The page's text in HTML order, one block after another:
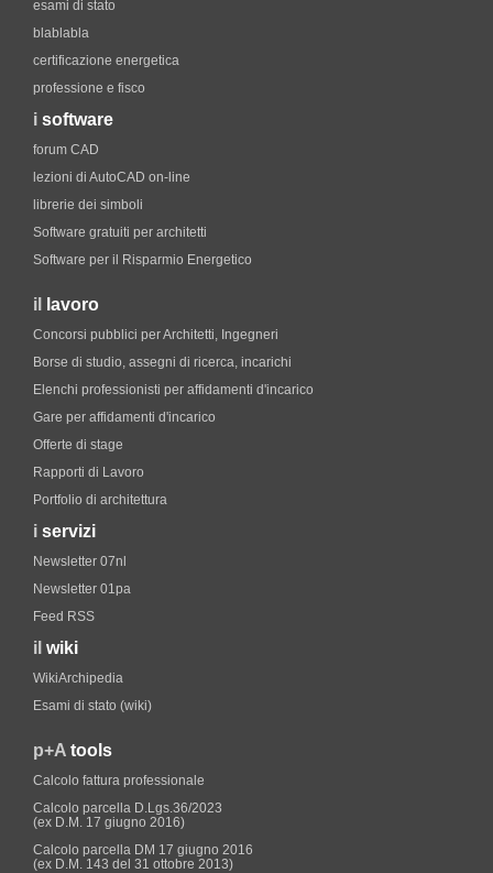
esami di stato
blablabla
certificazione energetica
professione e fisco
i software
forum CAD
lezioni di AutoCAD on-line
librerie dei simboli
Software gratuiti per architetti
Software per il Risparmio Energetico
il lavoro
Concorsi pubblici per Architetti, Ingegneri
Borse di studio, assegni di ricerca, incarichi
Elenchi professionisti per affidamenti d'incarico
Gare per affidamenti d'incarico
Offerte di stage
Rapporti di Lavoro
Portfolio di architettura
i servizi
Newsletter 07nl
Newsletter 01pa
Feed RSS
il wiki
WikiArchipedia
Esami di stato (wiki)
p+A tools
Calcolo fattura professionale
Calcolo parcella D.Lgs.36/2023
(ex D.M. 17 giugno 2016)
Calcolo parcella DM 17 giugno 2016
(ex D.M. 143 del 31 ottobre 2013)